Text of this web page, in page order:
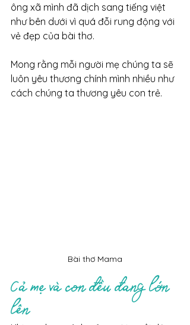
ông xã mình đã dịch sang tiếng việt
như bên dưới vì quá đỗi rung động với
vẻ đẹp của bài thơ.
Mong rằng mỗi người mẹ chúng ta sẽ
luôn yêu thương chính mình nhiều như
cách chúng ta thương yêu con trẻ.
Bài thơ Mama
Cả mẹ và con đều đang lớn
lên